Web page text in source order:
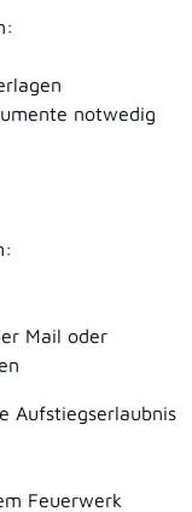
notwedig
Mail oder
Aufstiegserlaubnis
Feuerwerk